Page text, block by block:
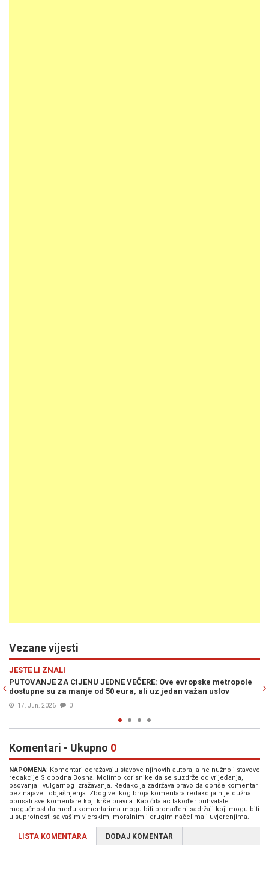
Vezane vijesti
metropole
uslov
DRAMATIČNI SNIMCI S MALTE: Dan nakon izbora
detonacije (VIDEO)
Komentari - Ukupno 0
NAPOMENA: Komentari odražavaju stavove njihovih autora, a ne nužno i stavove
redakcije Slobodna Bosna. Molimo korisnike da se suzdrže od vrijeđanja,
psovanja i vulgarnog izražavanja. Redakcija zadržava pravo da obriše komentar
bez najave i objašnjenja. Zbog velikog broja komentara redakcija nije dužna
obrisati sve komentare koji krše pravila. Kao čitalac također prihvatate
mogućnost da među komentarima mogu biti pronađeni sadržaji koji mogu biti
u suprotnosti sa vašim vjerskim, moralnim i drugim načelima i uvjerenjima.
LISTA KOMENTARA DODAJ KOMENTAR